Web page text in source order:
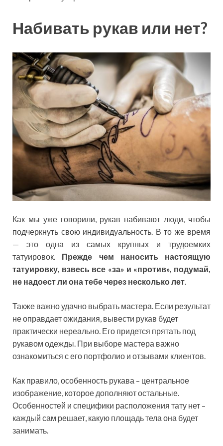
Набивать рукав или нет?
Как мы уже говорили, рукав набивают люди, чтобы
подчеркнуть свою индивидуальность. В то же время
— это одна из самых крупных и трудоемких
татуировок. Прежде чем наносить настоящую
татуировку, взвесь все «за» и «против», подумай,
не надоест ли она тебе через несколько лет.
Также важно удачно выбрать мастера. Если результат
не оправдает ожидания, вывести рукав будет
практически нереально. Его придется прятать под
рукавом одежды. При выборе мастера важно
ознакомиться с его портфолио и отзывами клиентов.
Как правило, особенность рукава – центральное
изображение, которое дополняют остальные.
Особенностей и специфики расположения тату нет –
каждый сам решает, какую площадь тела она будет
занимать.